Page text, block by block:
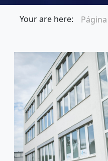
de
e
Your are here: